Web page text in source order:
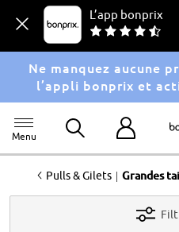
L’app bonprix
Ne manquez aucune
l’appli bonprix et
Menu
<Pulls & Gilets | Grandes